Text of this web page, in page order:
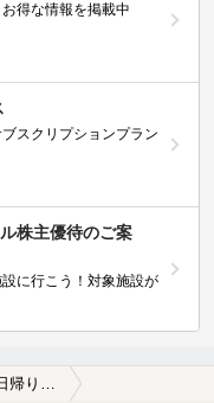
得な情報を掲載中
スクリプションプラン
株主優待のご案
に行こう！対象施設が
相模原の日帰り温泉、スーパー銭湯おすすめ